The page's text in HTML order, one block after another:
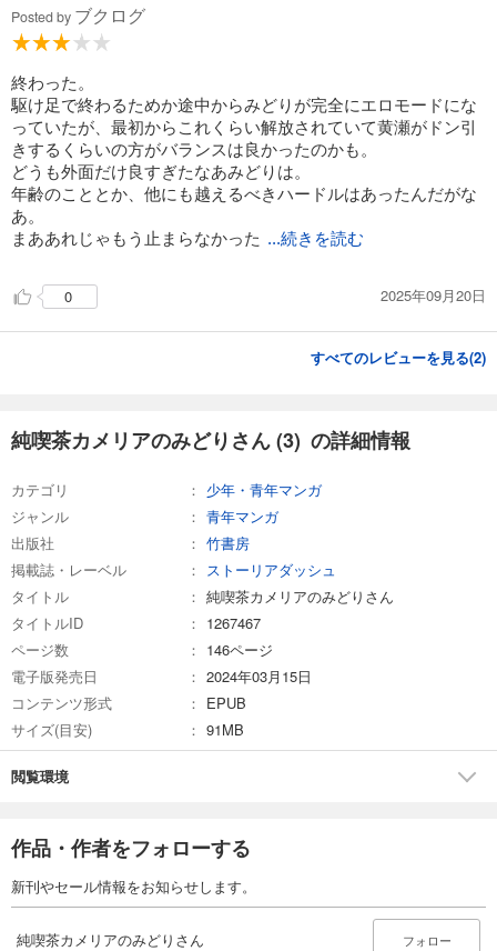
Posted by ブクログ
終わった。
駆け足で終わるためか途中からみどりが完全にエロモードにな
っていたが、最初からこれくらい解放されていて黄瀬がドン引
きするくらいの方がバランスは良かったのかも。
どうも外面だけ良すぎたなあみどりは。
年齢のこととか、他にも越えるべきハードルはあったんだがな
あ。
まああれじゃもう止まらなかった ...続きを読む
0 2025年09月20日
すべてのレビューを見る(2)
純喫茶カメリアのみどりさん (3) の詳細情報
カテゴリ
少年・青年マンガ
ジャンル
青年マンガ
出版社
竹書房
掲載誌・レーベル
ストーリアダッシュ
タイトル
純喫茶カメリアのみどりさん
タイトルID
1267467
ページ数
146ページ
電子版発売日
2024年03月15日
コンテンツ形式
EPUB
サイズ(目安)
91MB
閲覧環境
作品・作者をフォローする
新刊やセール情報をお知らせします。
純喫茶カメリアのみどりさん フォロー